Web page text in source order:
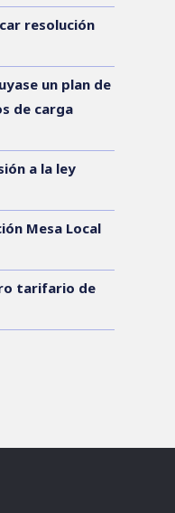
resolución
un plan de
de carga
a la ley
Mesa Local
tarifario de